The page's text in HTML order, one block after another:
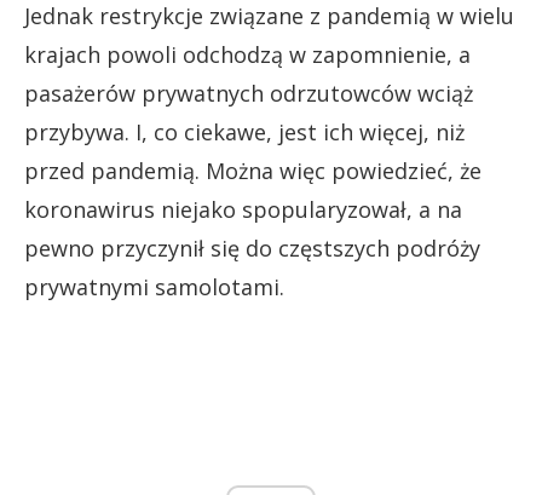
Jednak restrykcje związane z pandemią w wielu
krajach powoli odchodzą w zapomnienie, a
pasażerów prywatnych odrzutowców wciąż
przybywa. I, co ciekawe, jest ich więcej, niż
przed pandemią. Można więc powiedzieć, że
koronawirus niejako spopularyzował, a na
pewno przyczynił się do częstszych podróży
prywatnymi samolotami.